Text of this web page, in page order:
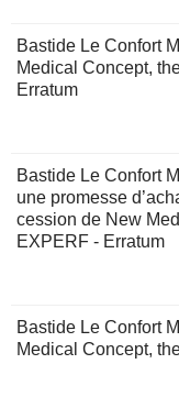
Bastide Le Confort
Medical Concept,
Erratum
Bastide Le Confort
une promesse
cession de New
EXPERF - Erratum
Bastide Le Confort
Medical Concept,